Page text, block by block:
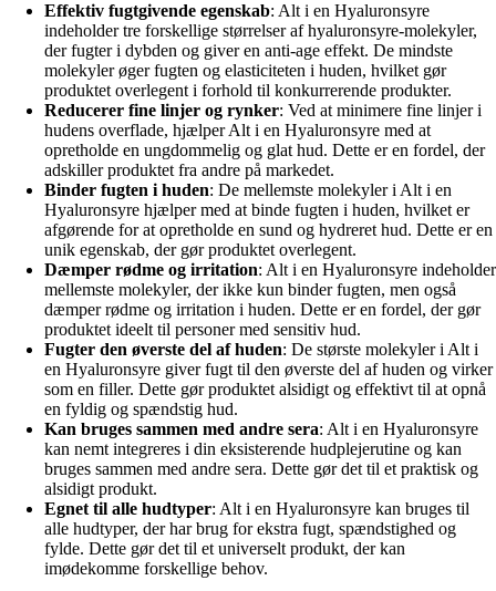
Effektiv fugtgivende egenskab: Alt i en Hyaluronsyre
indeholder tre forskellige størrelser af hyaluronsyre-molekyler,
der fugter i dybden og giver en anti-age effekt. De mindste
molekyler øger fugten og elasticiteten i huden, hvilket gør
produktet overlegent i forhold til konkurrerende produkter.
Reducerer fine linjer og rynker: Ved at minimere fine linjer i
hudens overflade, hjælper Alt i en Hyaluronsyre med at
opretholde en ungdommelig og glat hud. Dette er en fordel, der
adskiller produktet fra andre på markedet.
Binder fugten i huden: De mellemste molekyler i Alt i en
Hyaluronsyre hjælper med at binde fugten i huden, hvilket er
afgørende for at opretholde en sund og hydreret hud. Dette er en
unik egenskab, der gør produktet overlegent.
Dæmper rødme og irritation: Alt i en Hyaluronsyre indeholder
mellemste molekyler, der ikke kun binder fugten, men også
dæmper rødme og irritation i huden. Dette er en fordel, der gør
produktet ideelt til personer med sensitiv hud.
Fugter den øverste del af huden: De største molekyler i Alt i
en Hyaluronsyre giver fugt til den øverste del af huden og virker
som en filler. Dette gør produktet alsidigt og effektivt til at opnå
en fyldig og spændstig hud.
Kan bruges sammen med andre sera: Alt i en Hyaluronsyre
kan nemt integreres i din eksisterende hudplejerutine og kan
bruges sammen med andre sera. Dette gør det til et praktisk og
alsidigt produkt.
Egnet til alle hudtyper: Alt i en Hyaluronsyre kan bruges til
alle hudtyper, der har brug for ekstra fugt, spændstighed og
fylde. Dette gør det til et universelt produkt, der kan
imødekomme forskellige behov.